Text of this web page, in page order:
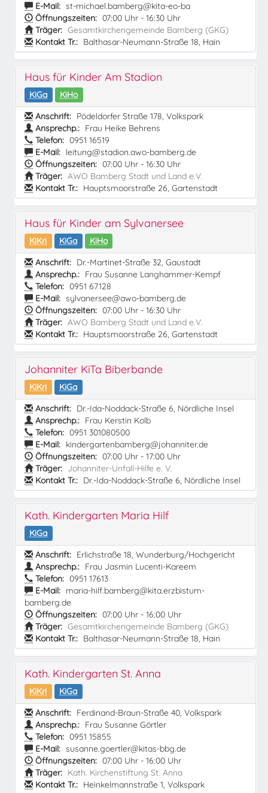
E-Mail: st-michael.bamberg@kita-eo-ba
Öffnungszeiten: 07:00 Uhr - 16:30 Uhr
Träger: Gesamtkirchengemeinde Bamberg (GKG)
Kontakt Tr.: Balthasar-Neumann-Straße 18, Hain
Haus für Kinder Am Stadion
KiGa
KiHo
Anschrift: Pödeldorfer Straße 178, Volkspark
Ansprechp.: Frau Heike Behrens
Telefon: 0951 16519
E-Mail: leitung@stadion.awo-bamberg.de
Öffnungszeiten: 07:00 Uhr - 16:30 Uhr
Träger: AWO Bamberg Stadt und Land e.V.
Kontakt Tr.: Hauptsmoorstraße 26, Gartenstadt
Haus für Kinder am Sylvanersee
KiKri KiGa
KiHo
Anschrift: Dr.-Martinet-Straße 32, Gaustadt
Ansprechp.: Frau Susanne Langhammer-Kempf
Telefon: 0951 67128
E-Mail: sylvanersee@awo-bamberg.de
Öffnungszeiten: 07:00 Uhr - 16:30 Uhr
Träger: AWO Bamberg Stadt und Land e.V.
Kontakt Tr.: Hauptsmoorstraße 26, Gartenstadt
Johanniter KiTa Biberbande
KiKri
KiGa
Anschrift: Dr.-Ida-Noddack-Straße 6, Nördliche Insel
Ansprechp.: Frau Kerstin Kolb
Telefon: 0951 301080500
E-Mail: kindergartenbamberg@johanniter.de
Öffnungszeiten: 07:00 Uhr - 17:00 Uhr
Träger: Johanniter-Unfall-Hilfe e. V.
Kontakt Tr.: Dr.-Ida-Noddack-Straße 6, Nördliche Insel
Kath. Kindergarten Maria Hilf
KiGa
Anschrift: Erlichstraße 18, Wunderburg/Hochgericht
Ansprechp.: Frau Jasmin Lucenti-Kareem
Telefon: 0951 17613
E-Mail: maria-hilf.bamberg@kita.erzbistum-
bamberg.de
Öffnungszeiten: 07:00 Uhr - 16:00 Uhr
Träger: Gesamtkirchengemeinde Bamberg (GKG)
Kontakt Tr.: Balthasar-Neumann-Straße 18, Hain
Kath. Kindergarten St. Anna
KiKri
KiGa
Anschrift: Ferdinand-Braun-Straße 40, Volkspark
Ansprechp.: Frau Susanne Görtler
Telefon: 0951 15855
E-Mail: susanne.goertler@kitas-bbg.de
Öffnungszeiten: 07:00 Uhr - 16:00 Uhr
Träger: Kath. Kirchenstiftung St. Anna
Kontakt Tr.: Heinkelmannstraße 1, Volkspark